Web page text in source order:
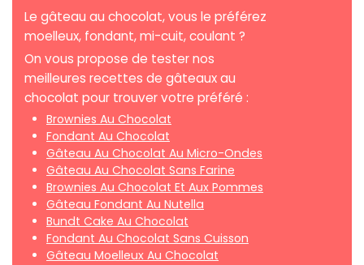
Le gâteau au chocolat, vous le préférez
moelleux, fondant, mi-cuit, coulant ?
On vous propose de tester nos
meilleures recettes de gâteaux au
chocolat pour trouver votre préféré :
Brownies Au Chocolat
Fondant Au Chocolat
Gâteau Au Chocolat Au Micro-Ondes
Gâteau Au Chocolat Sans Farine
Brownies Au Chocolat Et Aux Pommes
Gâteau Fondant Au Nutella
Bundt Cake Au Chocolat
Fondant Au Chocolat Sans Cuisson
Gâteau Moelleux Au Chocolat